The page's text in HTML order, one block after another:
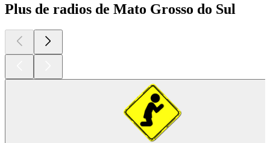
Plus de radios de Mato Grosso do Sul